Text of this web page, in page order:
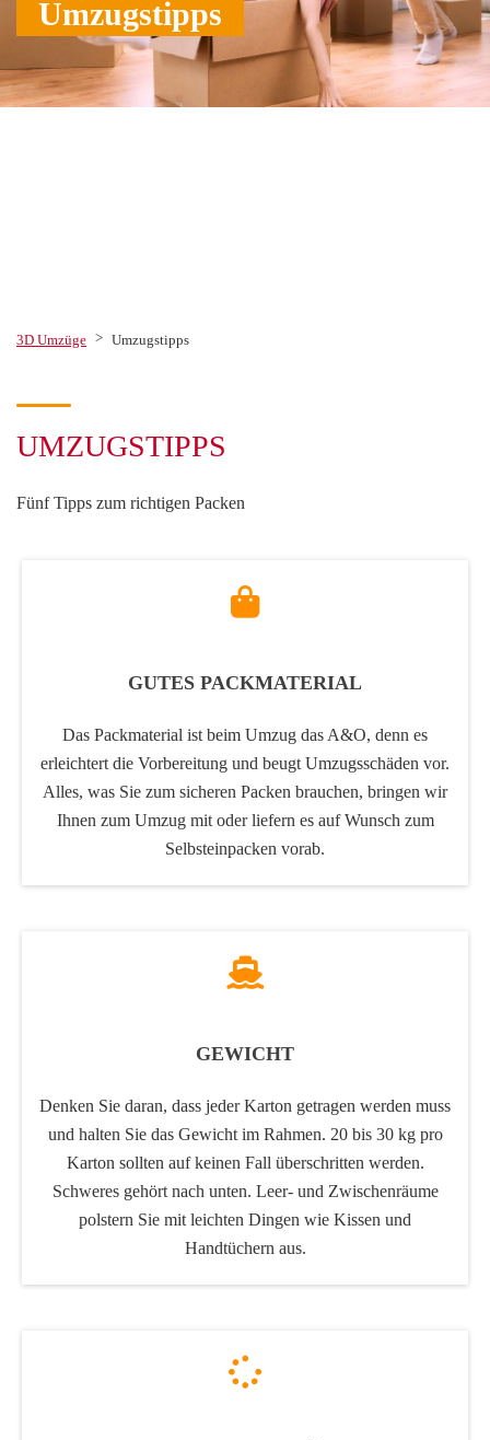
Umzugstipps
3D Umzüge > Umzugstipps
UMZUGSTIPPS
Fünf Tipps zum richtigen Packen
GUTES PACKMATERIAL
Das Packmaterial ist beim Umzug das A&O, denn es
erleichtert die Vorbereitung und beugt Umzugsschäden vor.
Alles, was Sie zum sicheren Packen brauchen, bringen wir
Ihnen zum Umzug mit oder liefern es auf Wunsch zum
Selbsteinpacken vorab.
GEWICHT
Denken Sie daran, dass jeder Karton getragen werden muss
und halten Sie das Gewicht im Rahmen. 20 bis 30 kg pro
Karton sollten auf keinen Fall überschritten werden.
Schweres gehört nach unten. Leer- und Zwischenräume
polstern Sie mit leichten Dingen wie Kissen und
Handtüchern aus.